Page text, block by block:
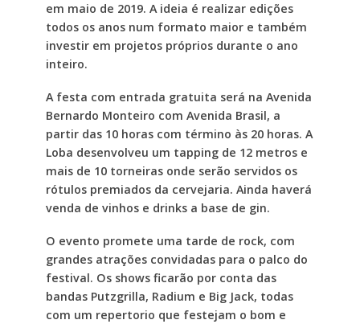
em maio de 2019. A ideia é realizar edições
todos os anos num formato maior e também
investir em projetos próprios durante o ano
inteiro.
A festa com entrada gratuita será na Avenida
Bernardo Monteiro com Avenida Brasil, a
partir das 10 horas com término às 20 horas. A
Loba desenvolveu um tapping de 12 metros e
mais de 10 torneiras onde serão servidos os
rótulos premiados da cervejaria. Ainda haverá
venda de vinhos e drinks a base de gin.
O evento promete uma tarde de rock, com
grandes atrações convidadas para o palco do
festival. Os shows ficarão por conta das
bandas Putzgrilla, Radium e Big Jack, todas
com um repertorio que festejam o bom e